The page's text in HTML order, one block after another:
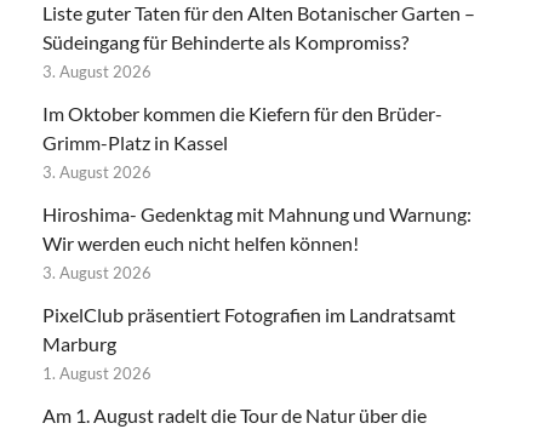
Liste guter Taten für den Alten Botanischer Garten –
Südeingang für Behinderte als Kompromiss?
3. August 2026
Im Oktober kommen die Kiefern für den Brüder-
Grimm-Platz in Kassel
3. August 2026
Hiroshima- Gedenktag mit Mahnung und Warnung:
Wir werden euch nicht helfen können!
3. August 2026
PixelClub präsentiert Fotografien im Landratsamt
Marburg
1. August 2026
Am 1. August radelt die Tour de Natur über die